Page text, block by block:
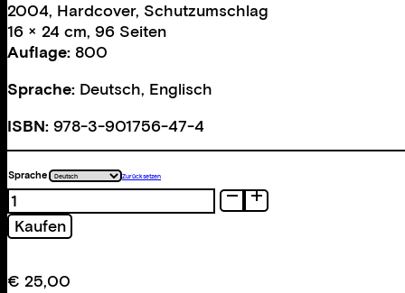
2004, Hardcover, Schutzumschlag
16 × 24 cm, 96 Seiten
Auflage: 800
Sprache: Deutsch, Englisch
ISBN: 978-3-901756-47-4
Sprache Zurücksetzen
Club
Paradiso
Menge
Kaufen
€ 25,00